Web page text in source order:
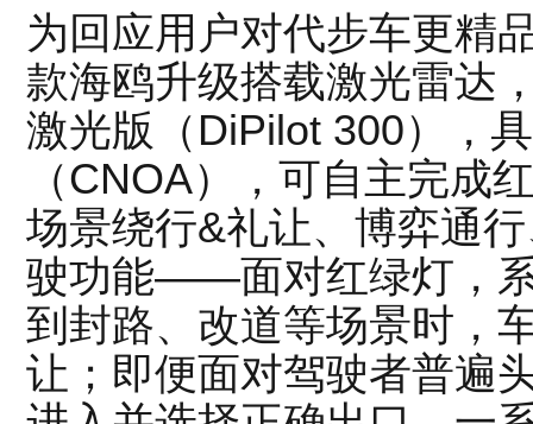
为回应用户对代步车更精
款海鸥升级搭载激光雷达
激光版（DiPilot 300），
（CNOA），可自主完成
场景绕行&礼让、博弈通
驶功能——面对红绿灯，
到封路、改道等场景时，
让；即便面对驾驶者普遍